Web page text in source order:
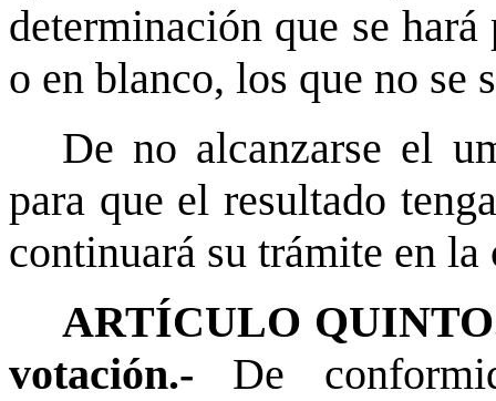
determinación que se
o en blanco, los que no se
De no alcanzarse el
para que el resultado
continuará su trámite en
ARTÍCULO
votación.- De